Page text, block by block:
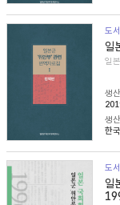
도
일
일
생
생
한
도
일